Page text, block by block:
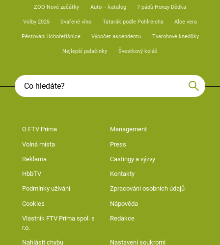
ZOO Nové začátky Auto – katalog 7 pádů Honzy Dědka
Volby 2025 Svařené víno Tatarák podle Pohlreicha Aloe vera
Pěstování lichořeřišnice Výpočet ascendentu Tvarohové knedlíky
Nejlepší palačinky Švestkový koláč
O FTV Prima Management
Volná místa Press
Reklama Castingy a výzvy
HbbTV Kontakty
Podmínky užívání Zpracování osobních údajů
Cookies Nápověda
Vlastník FTV Prima spol. s
r.o.
Redakce
Nahlásit chybu Nastavení soukromí